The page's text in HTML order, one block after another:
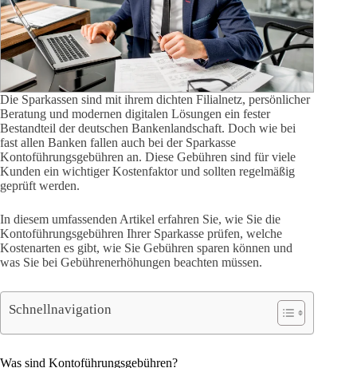
Die Sparkassen sind mit ihrem dichten Filialnetz, persönlicher
Beratung und modernen digitalen Lösungen ein fester
Bestandteil der deutschen Bankenlandschaft. Doch wie bei
fast allen Banken fallen auch bei der Sparkasse
Kontoführungsgebühren an. Diese Gebühren sind für viele
Kunden ein wichtiger Kostenfaktor und sollten regelmäßig
geprüft werden.
In diesem umfassenden Artikel erfahren Sie, wie Sie die
Kontoführungsgebühren Ihrer Sparkasse prüfen, welche
Kostenarten es gibt, wie Sie Gebühren sparen können und
was Sie bei Gebührenerhöhungen beachten müssen.
Schnellnavigation
Was sind Kontoführungsgebühren?